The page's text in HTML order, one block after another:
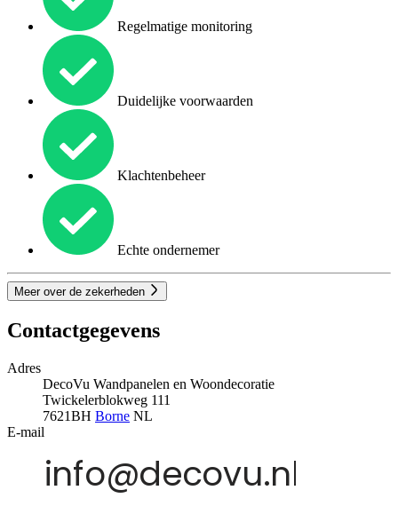
Regelmatige monitoring
Duidelijke voorwaarden
Klachtenbeheer
Echte ondernemer
Meer over de zekerheden
Contactgegevens
Adres
DecoVu Wandpanelen en Woondecoratie
Twickelerblokweg 111
7621BH Borne NL
E-mail